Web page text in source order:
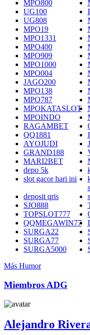
MPO800
UG100
UG808
MPO19
MPO1331
MPO400
MPO909
MPO1000
MPO004
JAGO200
MPO138
MPO787
MPOKATASLOT
MPOINDO
RAGAMBET
QQ1881
AYOJUDI
GRAND188
MARI2BET
depo 5k
slot gacor hari ini
deposit qris
SJO888
TOPSLOT777
QQMEGAWIN77
SURGA22
SURGA77
SURGA5000
Más Humor
Miembros ADG
Alejandro